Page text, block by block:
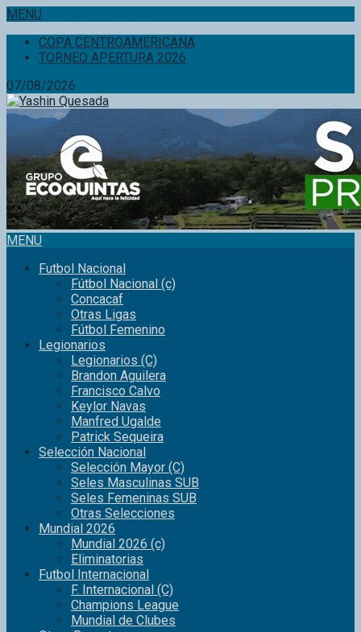
MENU
COPA CENTROAMERICANA
TORNEO APERTURA 2026
07/08/2026
MENU
Futbol Nacional
Fútbol Nacional (c)
Concacaf
Otras Ligas
Fútbol Femenino
Legionarios
Legionarios (C)
Brandon Aguilera
Francisco Calvo
Keylor Navas
Manfred Ugalde
Patrick Sequeira
Selección Nacional
Selección Mayor (C)
Seles Masculinas SUB
Seles Femeninas SUB
Otras Selecciones
Mundial 2026
Mundial 2026 (c)
Eliminatorias
Futbol Internacional
F. Internacional (C)
Champions League
Mundial de Clubes